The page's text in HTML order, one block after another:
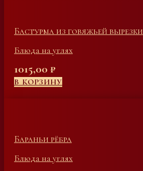
Бастурма из говяжьей вырезки
Блюда на углях
1015,00 ₽
В КОРЗИНУ
Бараньи рёбра
Блюда на углях